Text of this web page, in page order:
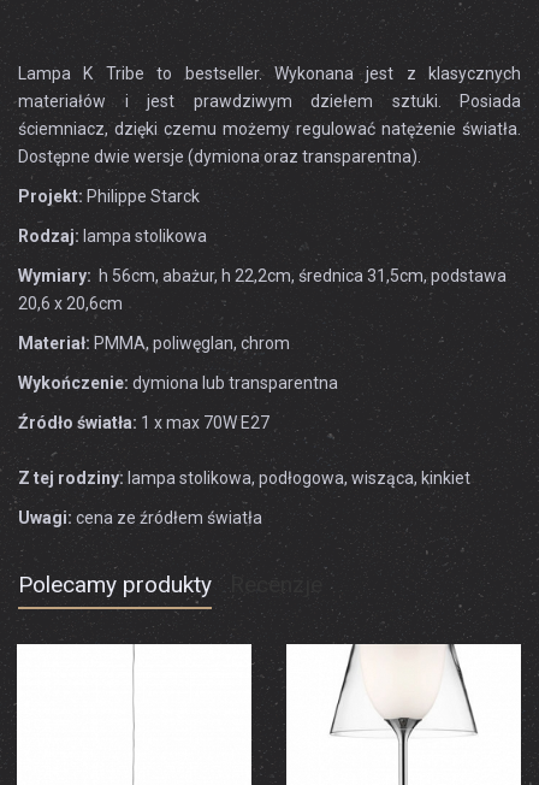
Lampa K Tribe to bestseller. Wykonana jest z klasycznych
materiałów i jest prawdziwym dziełem sztuki. Posiada
ściemniacz, dzięki czemu możemy regulować natężenie światła.
Dostępne dwie wersje (dymiona oraz transparentna).
Projekt: Philippe Starck
Rodzaj: lampa stolikowa
Wymiary: h 56cm, abażur, h 22,2cm, średnica 31,5cm, podstawa
20,6 x 20,6cm
Materiał: PMMA, poliwęglan, chrom
Wykończenie: dymiona lub transparentna
Źródło światła: 1 x max 70W E27
Z tej rodziny: lampa stolikowa, podłogowa, wisząca, kinkiet
Uwagi: cena ze źródłem światła
Polecamy produkty